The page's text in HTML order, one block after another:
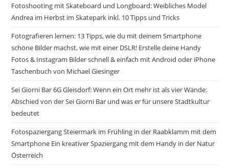
Fotoshooting mit Skateboard und Longboard: Weibliches Model
Andrea im Herbst im Skatepark inkl. 10 Tipps und Tricks
Fotografieren lernen: 13 Tipps, wie du mit deinem Smartphone
schöne Bilder machst, wie mit einer DSLR! Erstelle deine Handy
Fotos & Instagram Bilder schnell & einfach mit Android oder iPhone
Taschenbuch von Michael Giesinger
Sei Giorni Bar 6G Gleisdorf: Wenn ein Ort mehr ist als vier Wände:
Abschied von der Sei Gior­ni Bar und was er für unsere Stadtkultur
bedeutet
Fotospaziergang Steiermark im Frühling in der Raabklamm mit dem
Smartphone Ein kreativer Spaziergang mit dem Handy in der Natur
Österreich